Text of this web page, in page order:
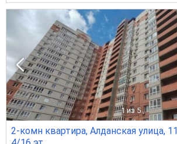
1 из 5
2-комн квартира, Алданская улица,